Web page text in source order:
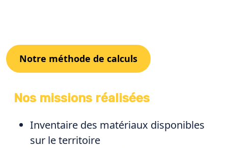
Notre méthode de calculs
Nos missions réalisées
Inventaire des matériaux disponibles
sur le territoire